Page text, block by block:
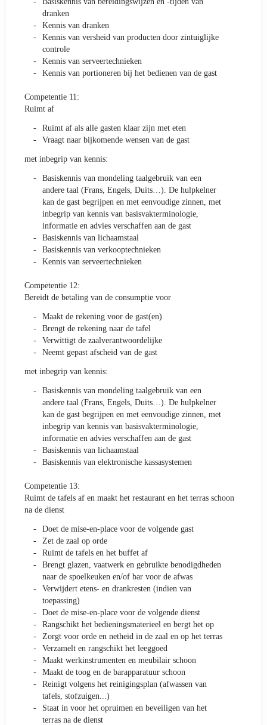
dranken
Kennis van dranken
Kennis van versheid van producten door zintuiglijke
controle
Kennis van serveertechnieken
Kennis van portioneren bij het bedienen van de gast
Competentie 11:
Ruimt af
Ruimt af als alle gasten klaar zijn met eten
Vraagt naar bijkomende wensen van de gast
met inbegrip van kennis:
Basiskennis van mondeling taalgebruik van een
andere taal (Frans, Engels, Duits…). De hulpkelner
kan de gast begrijpen en met eenvoudige zinnen, met
inbegrip van kennis van basisvakterminologie,
informatie en advies verschaffen aan de gast
Basiskennis van lichaamstaal
Basiskennis van verkooptechnieken
Kennis van serveertechnieken
Competentie 12:
Bereidt de betaling van de consumptie voor
Maakt de rekening voor de gast(en)
Brengt de rekening naar de tafel
Verwittigt de zaalverantwoordelijke
Neemt gepast afscheid van de gast
met inbegrip van kennis:
Basiskennis van mondeling taalgebruik van een
andere taal (Frans, Engels, Duits…). De hulpkelner
kan de gast begrijpen en met eenvoudige zinnen, met
inbegrip van kennis van basisvakterminologie,
informatie en advies verschaffen aan de gast
Basiskennis van lichaamstaal
Basiskennis van elektronische kassasystemen
Competentie 13:
Ruimt de tafels af en maakt het restaurant en het terras schoon
na de dienst
Doet de mise-en-place voor de volgende gast
Zet de zaal op orde
Ruimt de tafels en het buffet af
Brengt glazen, vaatwerk en gebruikte benodigdheden
naar de spoelkeuken en/of bar voor de afwas
Verwijdert etens- en drankresten (indien van
toepassing)
Doet de mise-en-place voor de volgende dienst
Rangschikt het bedieningsmaterieel en bergt het op
Zorgt voor orde en netheid in de zaal en op het terras
Verzamelt en rangschikt het leeggoed
Maakt werkinstrumenten en meubilair schoon
Maakt de toog en de barapparatuur schoon
Reinigt volgens het reinigingsplan (afwassen van
tafels, stofzuigen...)
Staat in voor het opruimen en beveiligen van het
terras na de dienst